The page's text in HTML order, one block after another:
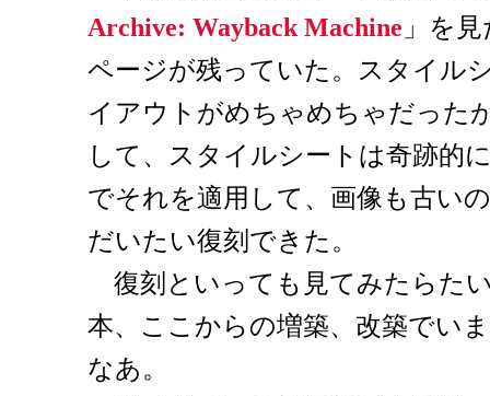
Archive: Wayback Machine 」を
ページが残っていた。スタイル
イアウトがめちゃめちゃだった
して、スタイルシートは奇跡的
でそれを適用して、画像も古い
だいたい復刻できた。
復刻といっても見てみたらた
本、ここからの増築、改築でい
なあ。